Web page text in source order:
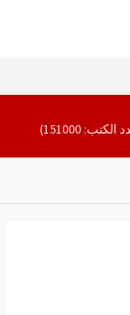
151000)